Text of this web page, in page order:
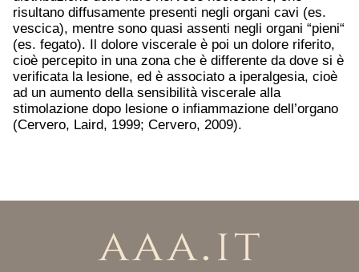
risultano diffusamente presenti negli organi cavi (es.
vescica), mentre sono quasi assenti negli organi “pieni“
(es. fegato). Il dolore viscerale è poi un dolore riferito,
cioè percepito in una zona che è differente da dove si è
verificata la lesione, ed è associato a iperalgesia, cioè
ad un aumento della sensibilità viscerale alla
stimolazione dopo lesione o infiammazione dell’organo
(Cervero, Laird, 1999; Cervero, 2009).